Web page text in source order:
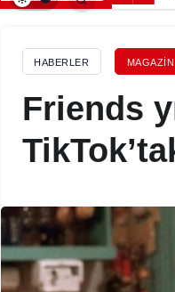
HABERLER MAGAZIN
Friends